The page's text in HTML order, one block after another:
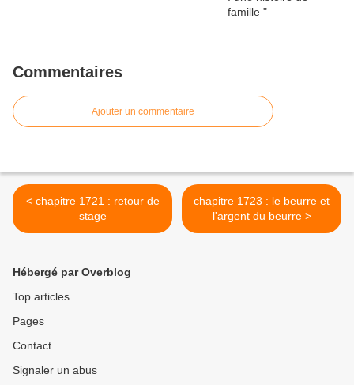
Commentaires
Ajouter un commentaire
< chapitre 1721 : retour de
stage
chapitre 1723 : le beurre et
l'argent du beurre >
Hébergé par Overblog
Top articles
Pages
Contact
Signaler un abus